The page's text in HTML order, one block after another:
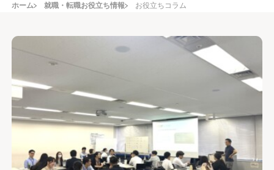
ホーム 就職・転職お役立ち情報 お役立ちコラム